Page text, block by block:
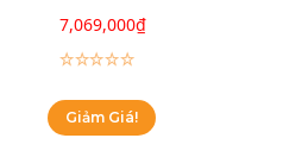
7,069,000₫
Lựa chọn các tùy chọn
Giảm Giá!